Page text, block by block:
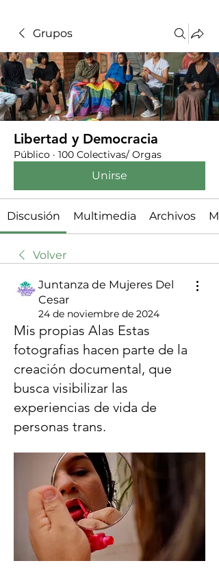
Grupos
Libertad y Democracia
Público · 100 Colectivas/ Orgas
Unirse
Discusión Multimedia Archivos
Volver
Juntanza de Mujeres Del
Cesar
24 de noviembre de 2024
Mis propias Alas Estas
fotografias hacen parte de la
creación documental, que
busca visibilizar las
experiencias de vida de
personas trans.